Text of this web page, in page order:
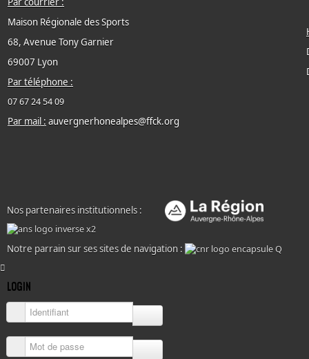
Maison Régionale des Sports
68, Avenue Tony Garnier
69007 Lyon
Par téléphone :
07 67 24 54 09
Par mail : auvergnerhonealpes@ffck.org
Nos partenaires institutionnels :
Notre parrain sur ses sites de navigation :
LOGIN
Identifiant
Mot de passe